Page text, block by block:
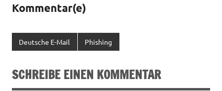
Kommentar(e)
Deutsche E-Mail Phishing
SCHREIBE EINEN KOMMENTAR